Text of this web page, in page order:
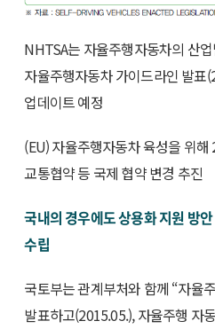
NHTSA는 자율주행자동차의 산
자율주행자동차 가이드라인 발표
업데이트 예정
(EU) 자율주행자동차 육성을 위
교통협약 등 국제 협약 변경 추진
국내의 경우에도 상용화 지원 방
수립
국토부는 관계부처와 함께 “자율
발표하고(2015.05.), 자율주행 자